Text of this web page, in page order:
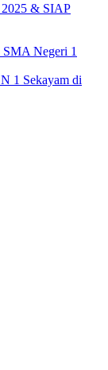
& SIAP
SMA Negeri 1
1 Sekayam di